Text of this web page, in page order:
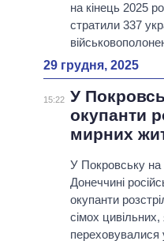
на кінець 2025
стратили 337
29 грудня, 2025
15:22 У
окупанти
мирних
У Покровську на
Донеччині
окупанти
сімох цивільних,
переховувалися